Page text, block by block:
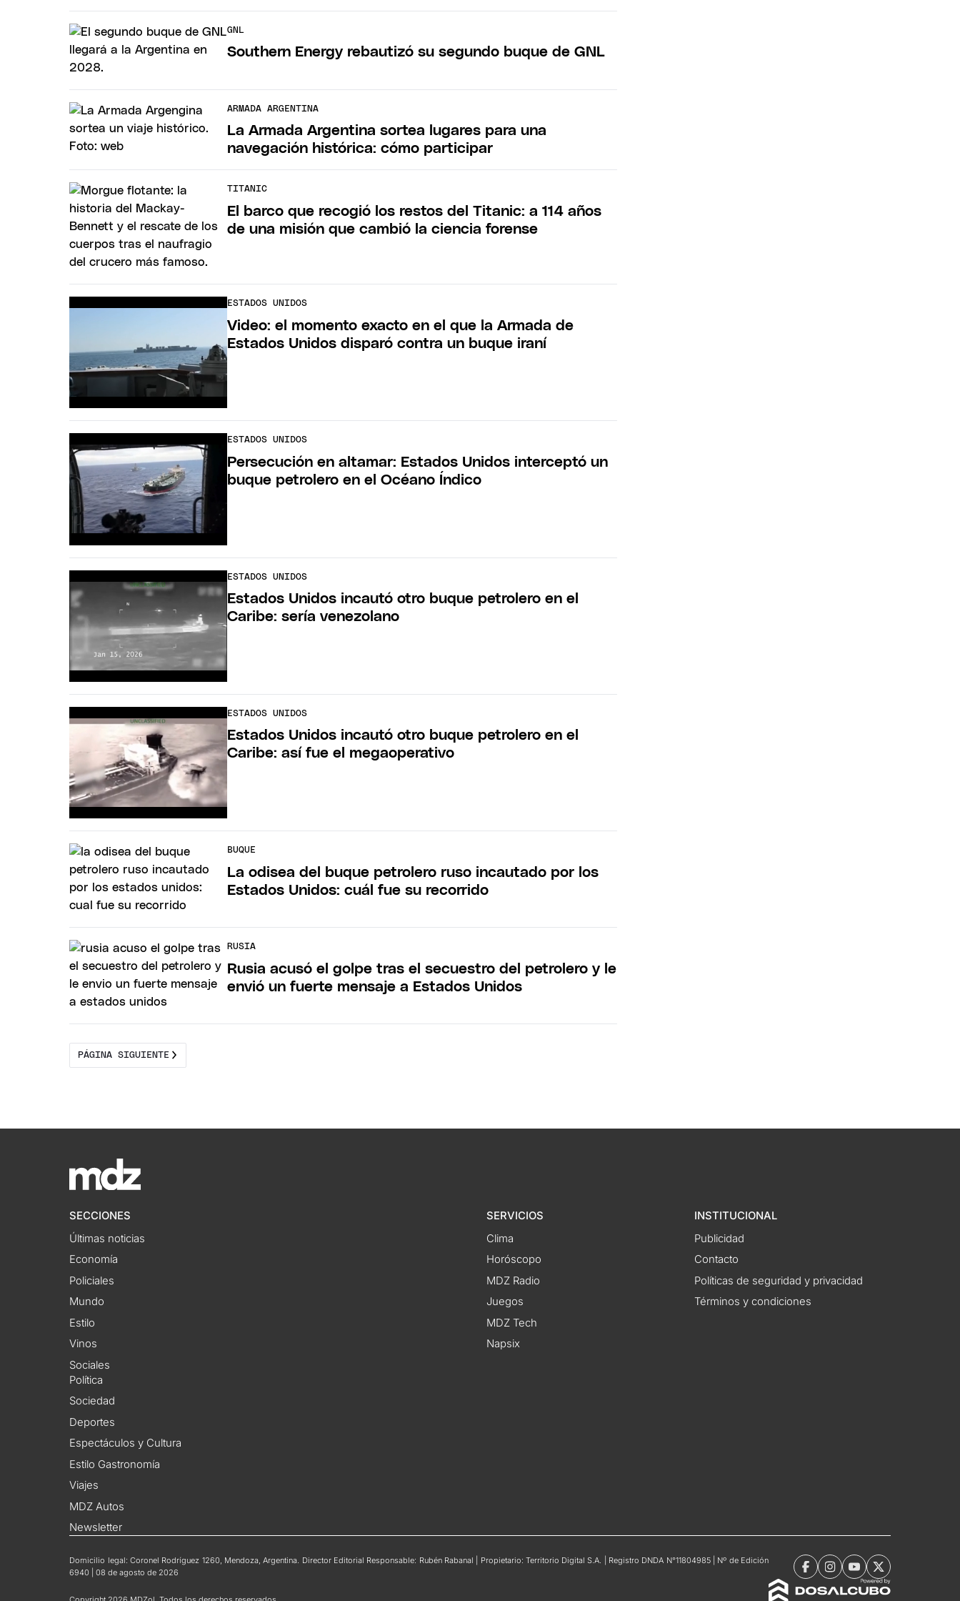
GNL
Southern Energy rebautizó su segundo buque de GNL
ARMADA ARGENTINA
La Armada Argentina sortea lugares para una
navegación histórica: cómo participar
TITANIC
El barco que recogió los restos del Titanic: a 114 años
de una misión que cambió la ciencia forense
ESTADOS UNIDOS
Video: el momento exacto en el que la Armada de
Estados Unidos disparó contra un buque iraní
ESTADOS UNIDOS
Persecución en altamar: Estados Unidos interceptó un
buque petrolero en el Océano Índico
ESTADOS UNIDOS
Estados Unidos incautó otro buque petrolero en el
Caribe: sería venezolano
ESTADOS UNIDOS
Estados Unidos incautó otro buque petrolero en el
Caribe: así fue el megaoperativo
BUQUE
La odisea del buque petrolero ruso incautado por los
Estados Unidos: cuál fue su recorrido
RUSIA
Rusia acusó el golpe tras el secuestro del petrolero y le
envió un fuerte mensaje a Estados Unidos
PÁGINA SIGUIENTE
SECCIONES
Últimas noticias
Economía
Policiales
Mundo
Estilo
Vinos
Sociales
Política
Sociedad
Deportes
Espectáculos y Cultura
Estilo Gastronomía
Viajes
MDZ Autos
Newsletter
SERVICIOS
Clima
Horóscopo
MDZ Radio
Juegos
MDZ Tech
Napsix
INSTITUCIONAL
Publicidad
Contacto
Políticas de seguridad y privacidad
Términos y condiciones
Domicilio legal: Coronel Rodríguez 1260, Mendoza, Argentina. Director Editorial Responsable: Rubén Rabanal | Propietario: Territorio Digital S.A. | Registro DNDA N°11804985 | Nº de Edición
6940 | 08 de agosto de 2026